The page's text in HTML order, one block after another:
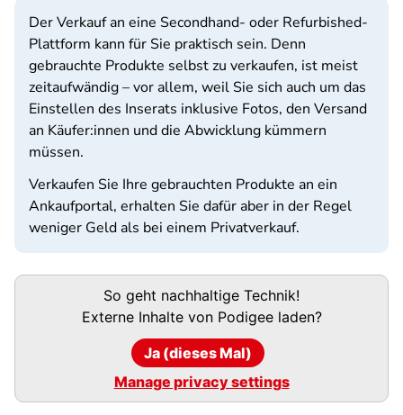
Der Verkauf an eine Secondhand- oder Refurbished-
Plattform kann für Sie praktisch sein. Denn
gebrauchte Produkte selbst zu verkaufen, ist meist
zeitaufwändig – vor allem, weil Sie sich auch um das
Einstellen des Inserats inklusive Fotos, den Versand
an Käufer:innen und die Abwicklung kümmern
müssen.
Verkaufen Sie Ihre gebrauchten Produkte an ein
Ankaufportal, erhalten Sie dafür aber in der Regel
weniger Geld als bei einem Privatverkauf.
Podigee-
So geht nachhaltige Technik!
Externe Inhalte von Podigeeladen?
Ja (dieses Mal)
Manage privacy settings